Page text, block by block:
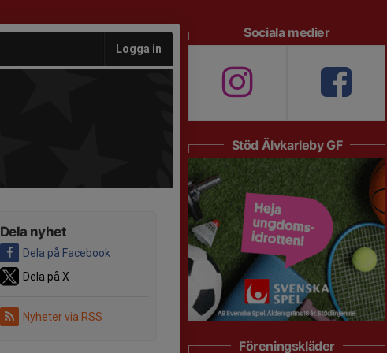
Logga in
Dela nyhet
Dela på Facebook
Dela på X
Nyheter via RSS
Sociala medier
Stöd Älvkarleby GF
Föreningskläder